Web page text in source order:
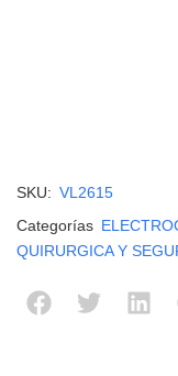
SKU: VL2615
Categorías
QUIRURGICA Y